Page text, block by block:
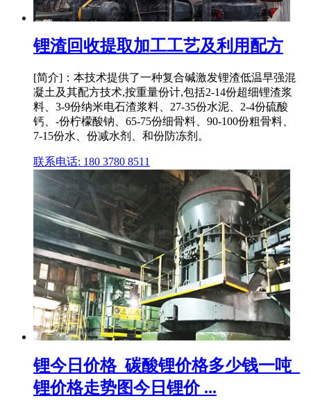
锂渣回收提取加工工艺及利用配方
[简介]：本技术提供了一种复合碱激发锂渣低温早强混
凝土及其配方技术,按重量份计,包括2‑14份超细锂渣浆
料、3‑9份纳米电石渣浆料、27‑35份水泥、2‑4份硫酸
钙、‑份柠檬酸钠、65‑75份细骨料、90‑100份粗骨料、
7‑15份水、份减水剂、和份防冻剂。
联系电话: 180 3780 8511
锂今日价格_碳酸锂价格多少钱一吨_
锂价格走势图今日锂价 ...